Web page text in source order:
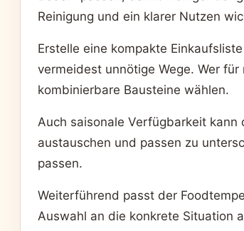
Reinigung und ein klarer Nutzen
Erstelle eine kompakte
vermeidest unnötige Wege. Wer
kombinierbare Bausteine wählen.
Auch saisonale Verfügbarkeit
austauschen und passen zu
passen.
Weiterführend passt der
Auswahl an die konkrete Situation